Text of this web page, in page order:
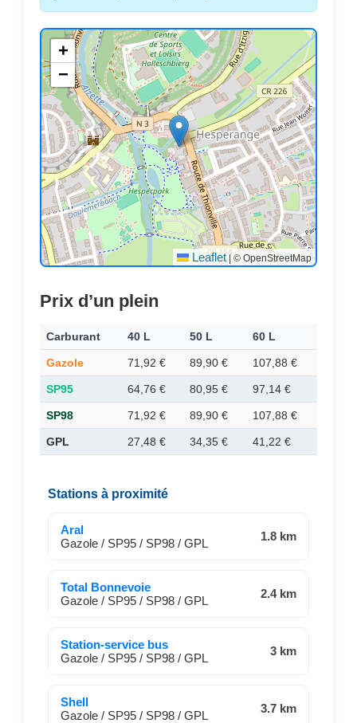
+
−
Leaflet © OpenStreetMap
Prix d’un plein
Carburant 40 L 50 L 60 L
Gazole 71,92 € 89,90 € 107,88 €
SP95 64,76 € 80,95 € 97,14 €
SP98 71,92 € 89,90 € 107,88 €
GPL 27,48 € 34,35 € 41,22 €
Stations à proximité
Aral
Gazole / SP95 / SP98 / GPL
1.8 km
Total Bonnevoie
Gazole / SP95 / SP98 / GPL
2.4 km
Station-service bus
Gazole / SP95 / SP98 / GPL
3 km
Shell
Gazole / SP95 / SP98 / GPL
3.7 km